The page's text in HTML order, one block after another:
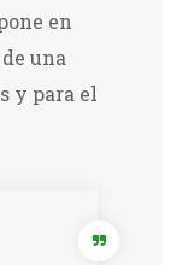
en
una
y para el